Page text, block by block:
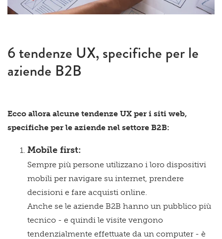
6 tendenze UX, specifiche per le
aziende B2B
Ecco allora alcune tendenze UX per i siti web,
specifiche per le aziende nel settore B2B:
Mobile first:
Sempre più persone utilizzano i loro dispositivi
mobili per navigare su internet, prendere
decisioni e fare acquisti online.
Anche se le aziende B2B hanno un pubblico più
tecnico - e quindi le visite vengono
tendenzialmente effettuate da un computer - è